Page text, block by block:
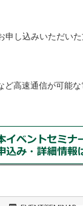
申し込みいただい
ど高速通信が可能